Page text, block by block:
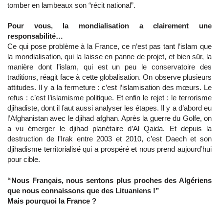
tomber en lambeaux son “récit national”.
Pour vous, la mondialisation a clairement une
responsabilité…
Ce qui pose problème à la France, ce n’est pas tant l’islam que
la mondialisation, qui la laisse en panne de projet, et bien sûr, la
manière dont l’islam, qui est un peu le conservatoire des
traditions, réagit face à cette globalisation. On observe plusieurs
attitudes. Il y a la fermeture : c’est l’islamisation des mœurs. Le
refus : c’est l’islamisme politique. Et enfin le rejet : le terrorisme
djihadiste, dont il faut aussi analyser les étapes. Il y a d’abord eu
l’Afghanistan avec le djihad afghan. Après la guerre du Golfe, on
a vu émerger le djihad planétaire d’Al Qaida. Et depuis la
destruction de l’Irak entre 2003 et 2010, c’est Daech et son
djihadisme territorialisé qui a prospéré et nous prend aujourd’hui
pour cible.
“Nous Français, nous sentons plus proches des Algériens
que nous connaissons que des Lituaniens !”
Mais pourquoi la France ?